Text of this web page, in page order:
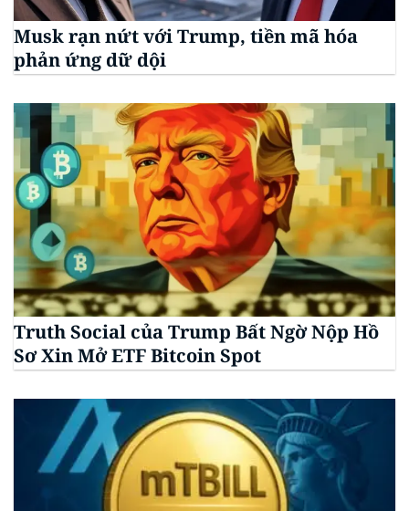
Musk rạn nứt với Trump, tiền mã hóa
phản ứng dữ dội
Truth Social của Trump Bất Ngờ Nộp Hồ
Sơ Xin Mở ETF Bitcoin Spot